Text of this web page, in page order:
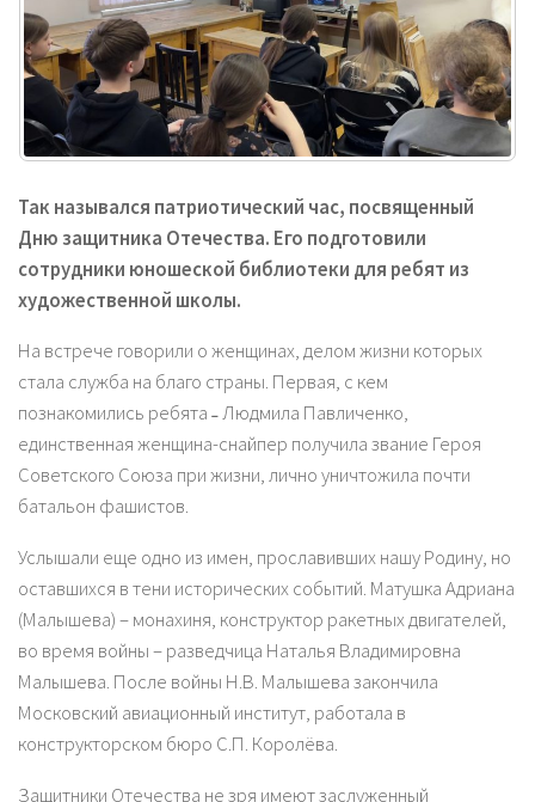
Так назывался патриотический час, посвященный
Дню защитника Отечества. Его подготовили
сотрудники юношеской библиотеки для ребят из
художественной школы.
На встрече говорили о женщинах, делом жизни которых
стала служба на благо страны. Первая, с кем
познакомились ребята ˗ Людмила Павличенко,
единственная женщина-снайпер получила звание Героя
Советского Союза при жизни, лично уничтожила почти
батальон фашистов.
Услышали еще одно из имен, прославивших нашу Родину, но
оставшихся в тени исторических событий. Матушка Адриана
(Малышева) – монахиня, конструктор ракетных двигателей,
во время войны – разведчица Наталья Владимировна
Малышева. После войны Н.В. Малышева закончила
Московский авиационный институт, работала в
конструкторском бюро С.П. Королёва.
Защитники Отечества не зря имеют заслуженный